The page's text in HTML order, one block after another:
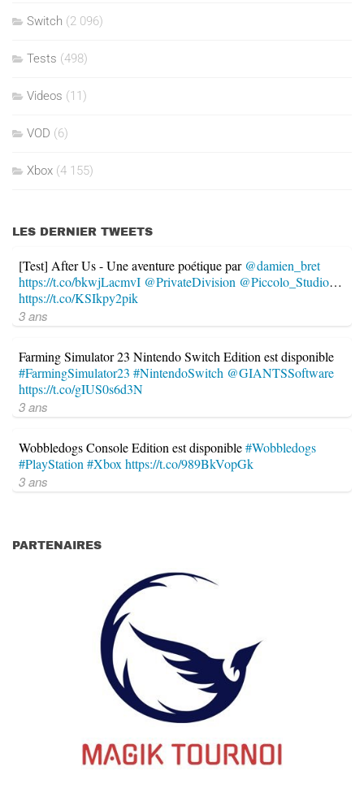
Switch (2 096)
Tests (498)
Videos (11)
VOD (6)
Xbox (4 155)
LES DERNIER TWEETS
[Test] After Us - Une aventure poétique par @damien_bret
https://t.co/bkwjLacmvI @PrivateDivision @Piccolo_Studio…
https://t.co/KSIkpy2pik
3 ans
Farming Simulator 23 Nintendo Switch Edition est disponible
#FarmingSimulator23 #NintendoSwitch @GIANTSSoftware
https://t.co/gIUS0s6d3N
3 ans
Wobbledogs Console Edition est disponible#Wobbledogs
#PlayStation #Xbox https://t.co/989BkVopGk
3 ans
PARTENAIRES